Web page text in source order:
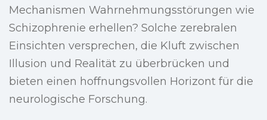
Mechanismen Wahrnehmungsstörungen wie
Schizophrenie erhellen? Solche zerebralen
Einsichten versprechen, die Kluft zwischen
Illusion und Realität zu überbrücken und
bieten einen hoffnungsvollen Horizont für die
neurologische Forschung.